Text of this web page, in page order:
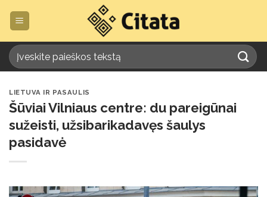
LIETUVA IR PASAULIS
Šūviai Vilniaus centre: du pareigūnai
sužeisti, užsibarikadavęs šaulys
pasidavė